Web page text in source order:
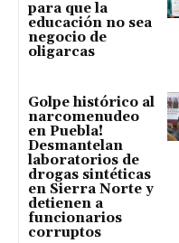
para que la
educación no sea
negocio de
oligarcas
Golpe histórico al
narcomenudeo
en Puebla!
Desmantelan
laboratorios de
drogas sintéticas
en Sierra Norte y
detienen a
funcionarios
corruptos